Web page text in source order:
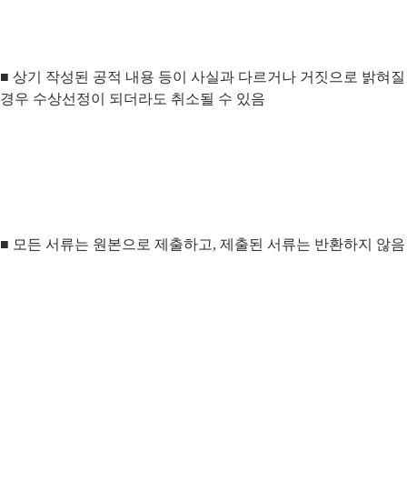
■ 상기 작성된 공적 내용 등이 사실과 다르거나 거짓으로 밝혀질
경우 수상선정이 되더라도 취소될 수 있음
■ 모든 서류는 원본으로 제출하고, 제출된 서류는 반환하지 않음